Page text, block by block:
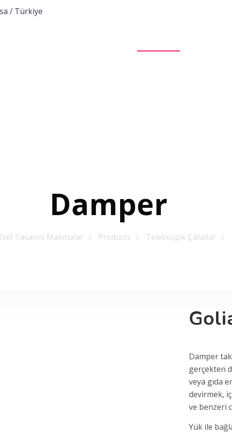
/ Türkiye
Damper
Tasarım Makinalar Products Teleskopik Çatallar
Damper
gerçekten
veya gıda
devirmek,
ve benzeri
Yük ile